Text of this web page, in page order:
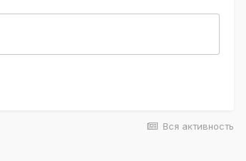
Вся активность